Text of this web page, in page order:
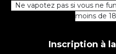
Ne vapotez pas si vous ne
moins de
Inscription à